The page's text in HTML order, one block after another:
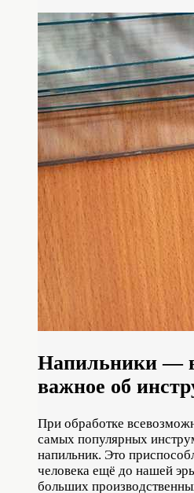
Напильники —
важное об
При обработке
самых популярных
напильник. Это
человека ещё до нашей
больших